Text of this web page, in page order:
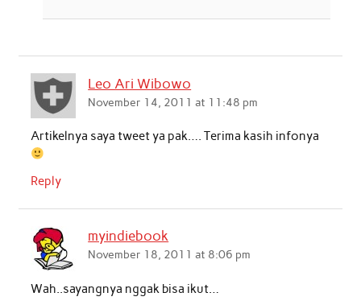
Leo Ari Wibowo
November 14, 2011 at 11:48 pm
Artikelnya saya tweet ya pak…. Terima kasih infonya
Reply
myindiebook
November 18, 2011 at 8:06 pm
Wah..sayangnya nggak bisa ikut…